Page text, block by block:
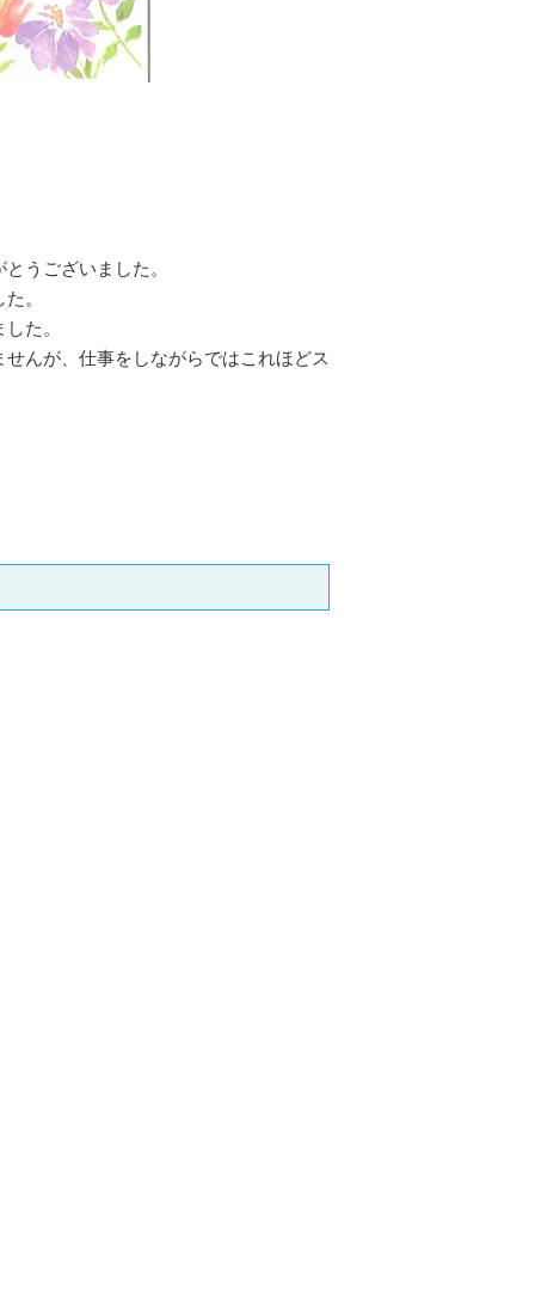
うございました。
。
た。
んが、仕事をしながらではこれほどス